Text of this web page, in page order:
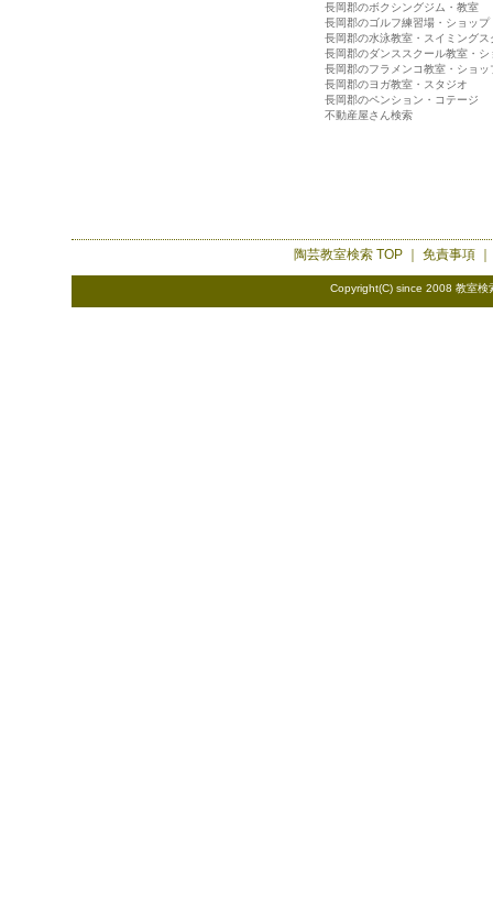
長岡郡のボクシングジム・教室
長岡郡のゴルフ練習場・ショップ
長岡郡の水泳教室・スイミングス
長岡郡のダンススクール教室・シ
長岡郡のフラメンコ教室・ショッ
長岡郡のヨガ教室・スタジオ
長岡郡のペンション・コテージ
不動産屋さん検索
陶芸教室検索TOP ｜ 免責事項
Copyright(C) since 2008 教室検